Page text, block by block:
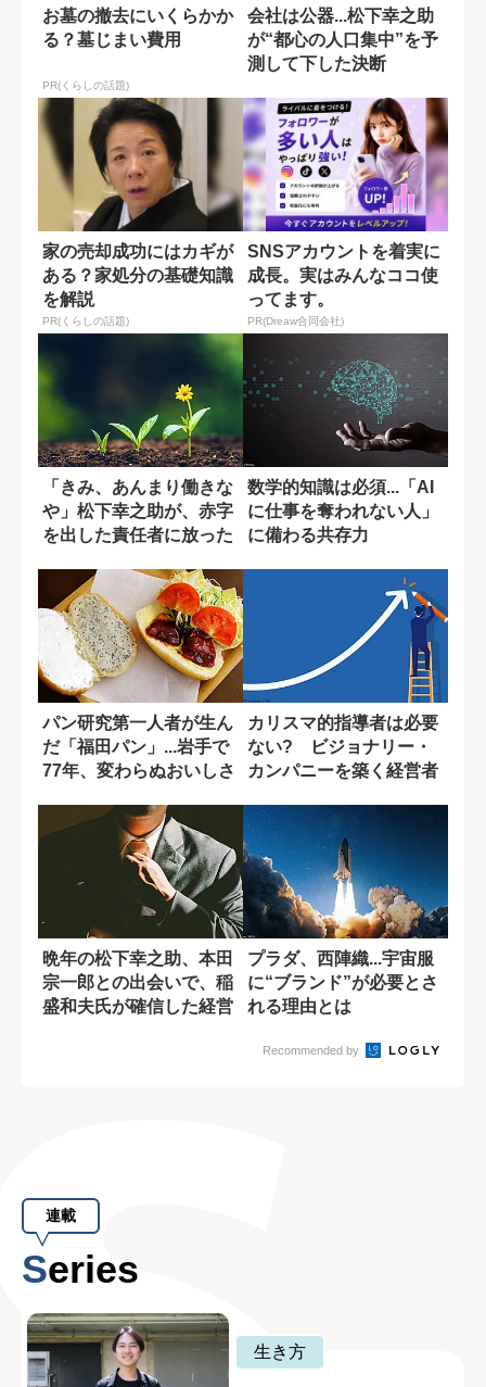
お墓の撤去にいくらかか
る？墓じまい費用
PR(くらしの話題)
会社は公器...松下幸之助
が“都心の人口集中”を予
測して下した決断
家の売却成功にはカギが
ある？家処分の基礎知識
を解説
PR(くらしの話題)
SNSアカウントを着実に
成長。実はみんなココ使
ってます。
PR(Dreaw合同会社)
「きみ、あんまり働きな
や」松下幸之助が、赤字
を出した責任者に放った
数学的知識は必須...「AI
に仕事を奪われない人」
に備わる共存力
パン研究第一人者が生ん
だ「福田パン」...岩手で
77年、変わらぬおいしさ
カリスマ的指導者は必要
ない? ビジョナリー・
カンパニーを築く経営者
晩年の松下幸之助、本田
宗一郎との出会いで、稲
盛和夫氏が確信した経営
プラダ、西陣織...宇宙服
に“ブランド”が必要とさ
れる理由とは
Recommended by
連載
Series
生き方